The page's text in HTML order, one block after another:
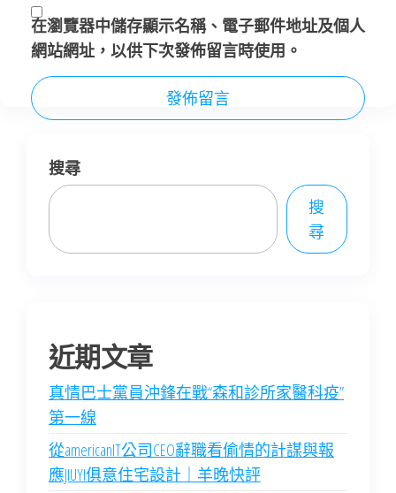
在瀏覽器中儲存顯示名稱、電子郵件地址及個人
網站網址，以供下次發佈留言時使用。
搜尋
搜
尋
近期文章
真情巴士黨員沖鋒在戰“森和診所家醫科疫”
第一線
從americanIT公司CEO辭職看偷情的計謀與報
應JIUYI俱意住宅設計｜羊晚快評